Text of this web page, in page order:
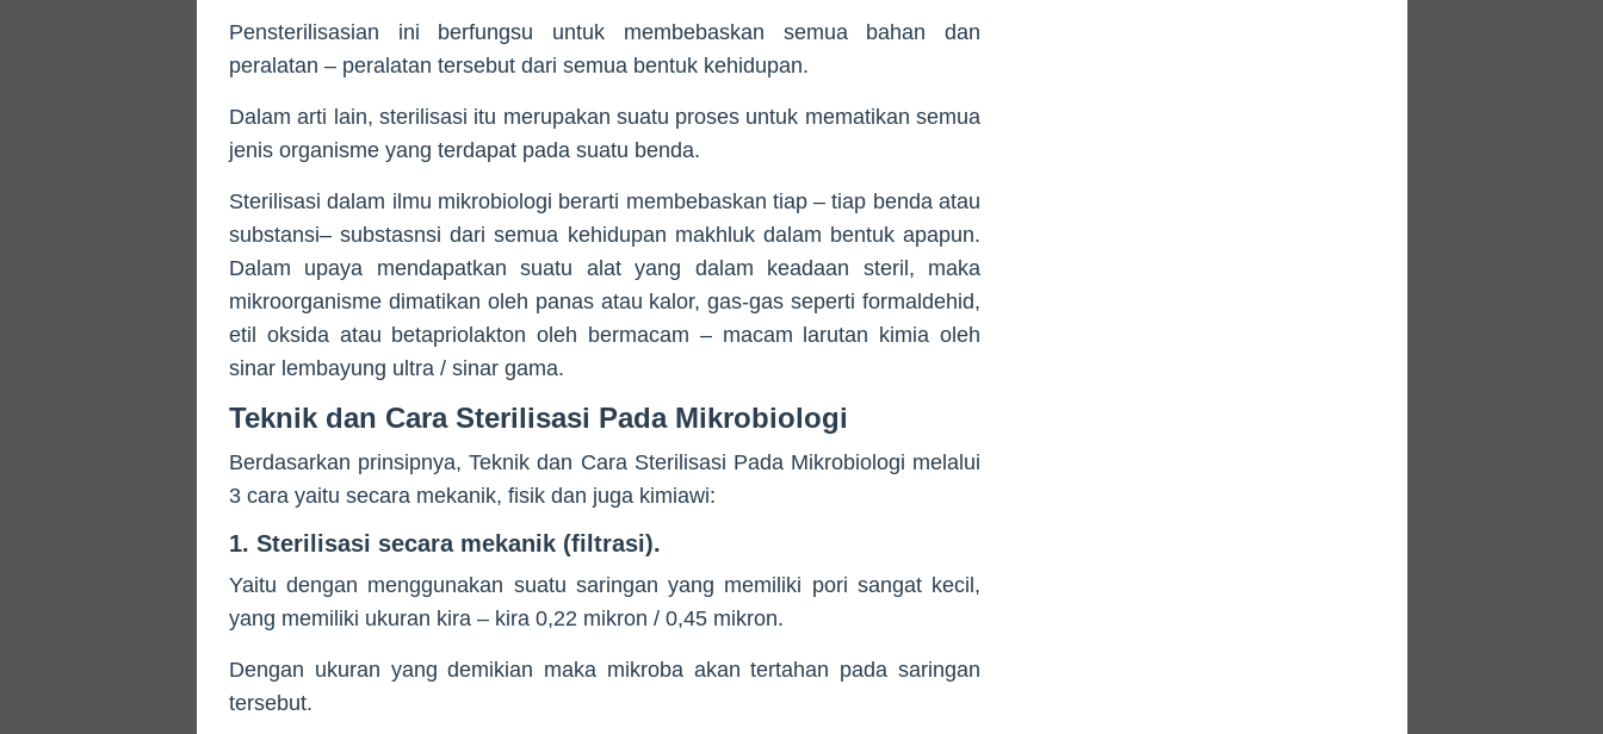
Pensterilisasian ini berfungsu untuk membebaskan semua bahan dan
peralatan – peralatan tersebut dari semua bentuk kehidupan.
Dalam arti lain, sterilisasi itu merupakan suatu proses untuk mematikan semua
jenis organisme yang terdapat pada suatu benda.
Sterilisasi dalam ilmu mikrobiologi berarti membebaskan tiap – tiap benda atau
substansi– substasnsi dari semua kehidupan makhluk dalam bentuk apapun.
Dalam upaya mendapatkan suatu alat yang dalam keadaan steril, maka
mikroorganisme dimatikan oleh panas atau kalor, gas-gas seperti formaldehid,
etil oksida atau betapriolakton oleh bermacam – macam larutan kimia oleh
sinar lembayung ultra / sinar gama.
Teknik dan Cara Sterilisasi Pada Mikrobiologi
Berdasarkan prinsipnya, Teknik dan Cara Sterilisasi Pada Mikrobiologi melalui
3 cara yaitu secara mekanik, fisik dan juga kimiawi:
1. Sterilisasi secara mekanik (filtrasi).
Yaitu dengan menggunakan suatu saringan yang memiliki pori sangat kecil,
yang memiliki ukuran kira – kira 0,22 mikron / 0,45 mikron.
Dengan ukuran yang demikian maka mikroba akan tertahan pada saringan
tersebut.